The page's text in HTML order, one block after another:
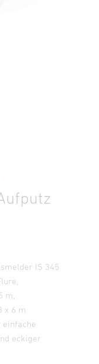
IS 345
m,
x 6 m
einfache
eckiger